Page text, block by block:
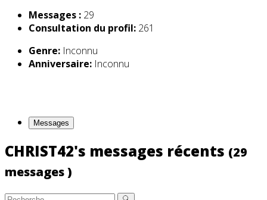
Messages : 29
Consultation du profil: 261
Genre: Inconnu
Anniversaire: Inconnu
Messages
CHRIST42's messages récents (29
messages )